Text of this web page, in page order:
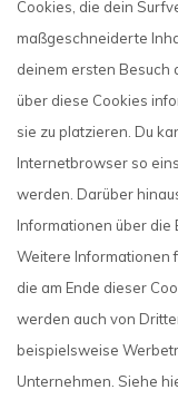
Cookies, die dein
maßgeschneiderte
deinem ersten Besuch
über diese Cookies
sie zu platzieren. Du
Internetbrowser so
werden. Darüber
Informationen über die
Weitere Informationen
die am Ende dieser
werden auch von
beispielsweise
Unternehmen. Siehe